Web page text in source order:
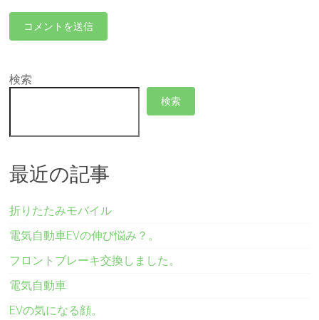
検索
検索
最近の記事
折りたたみモバイル
電気自動車EVの伸び悩み？。
フロントブレーキ交換しました。
電気自動車
EVの気になる顔。